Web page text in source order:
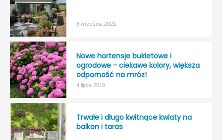
8 września 2021
Nowe hortensje bukietowe i
ogrodowe - ciekawe kolory, większa
odporność na mróz!
4 lipca 2019
Trwałe i długo kwitnące kwiaty na
balkon i taras